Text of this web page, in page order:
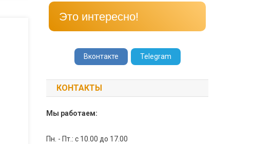
Это интересно!
Вконтакте Telegram
КОНТАКТЫ
Мы работаем:
Пн. - Пт.: с 10.00 до 17.00